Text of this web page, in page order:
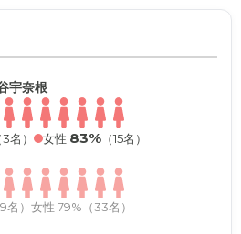
宇奈根
名） 女性 83%（15名）
名） 女性 79%（33名）